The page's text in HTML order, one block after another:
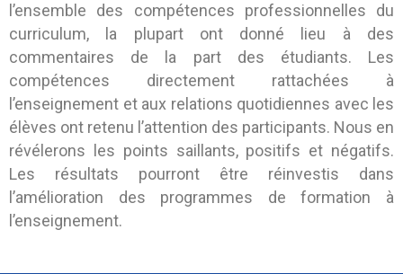
l’ensemble des compétences professionnelles du
curriculum, la plupart ont donné lieu à des
commentaires de la part des étudiants. Les
compétences directement rattachées à
l’enseignement et aux relations quotidiennes avec les
élèves ont retenu l’attention des participants. Nous en
révélerons les points saillants, positifs et négatifs.
Les résultats pourront être réinvestis dans
l’amélioration des programmes de formation à
l’enseignement.